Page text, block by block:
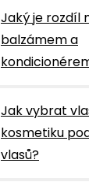
Jaký je rozdíl
balzámem a
Jak vybrat
kosmetiku
vlasů?